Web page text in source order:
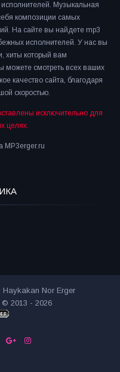
Музыкальная
композиции самых
На сайте вы найдете mp3
исполнителей. У нас вы
хиты который вам
можете смотреть всех ваших
качество сайта, благодаря
скоростью.
исключительно для
целях.
MP3erger.ru
Haykakan Nor Erger
© 2013 - 2026